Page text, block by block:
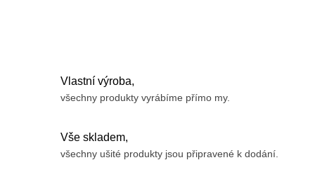
Vlastní výroba,
všechny produkty vyrábíme přímo my.
Vše skladem,
všechny ušité produkty jsou připravené k dodání.